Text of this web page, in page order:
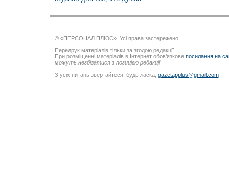
© «ПЕРСОНАЛ ПЛЮС». Усі права застережено.
Передрук матеріалів тільки за згодою редакції.
При розміщенні матеріалів в Інтернет обов’язкове посилання на
можуть незбігатися з позицією редакції
З усіх питань звертайтеся, будь ласка, gazetapplus@gmail.com